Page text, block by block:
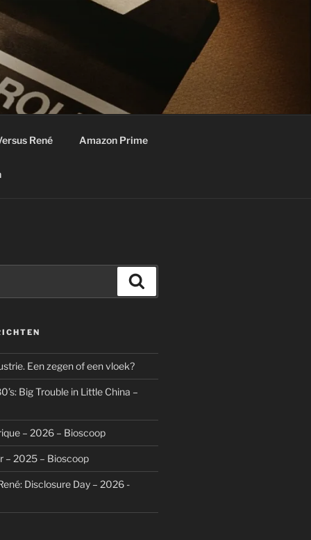
René Amazon Prime
Een zegen of een vloek?
Big Trouble in Little China –
– 2026 – Bioscoop
– 2025 – Bioscoop
Disclosure Day – 2026 -